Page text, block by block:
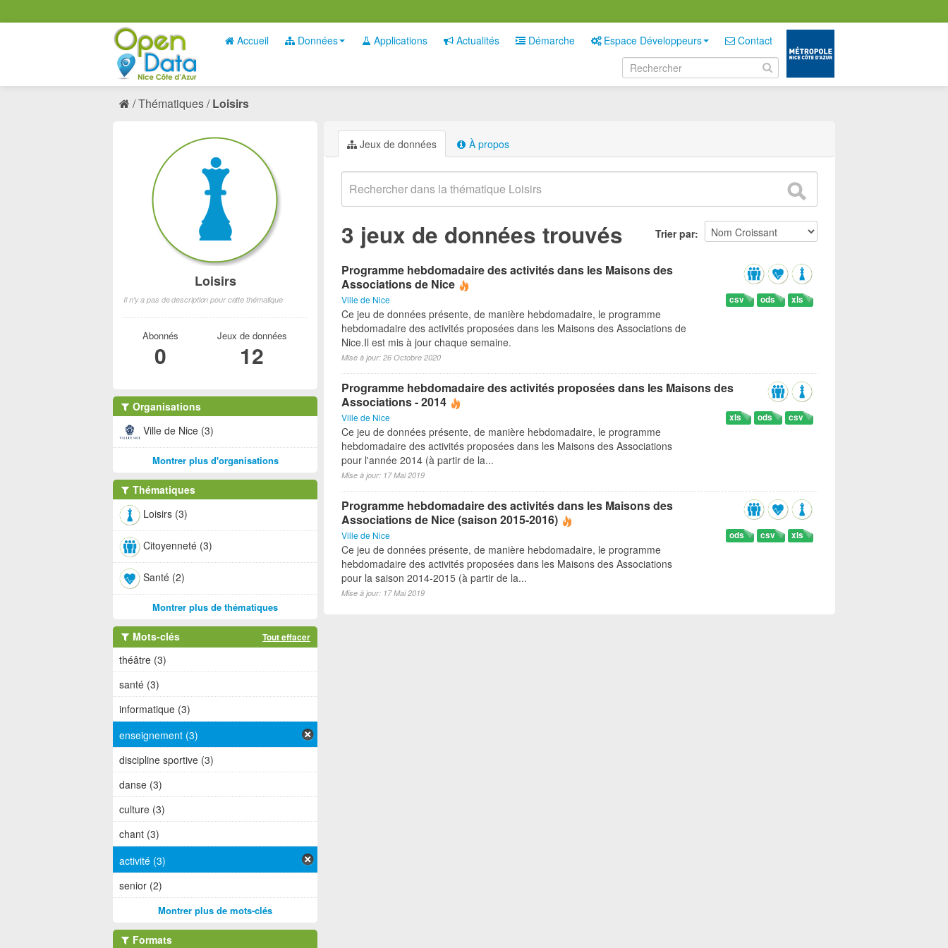
Accueil Données Applications Actualités Démarche Espace Développeurs Contact
Thématiques Loisirs
Jeux de données À propos
Trier par
3 jeux de données trouvés
Programme hebdomadaire des activités dans les Maisons des
Associations de Nice
Ville de Nice xls
ods
csv
Ce jeu de données présente, de manière hebdomadaire, le programme
hebdomadaire des activités proposées dans les Maisons des Associations de
Nice.Il est mis à jour chaque semaine.
Mise à jour: 26 Octobre 2020
Programme hebdomadaire des activités proposées dans les Maisons des
Associations - 2014
Ville de Nice csv
ods
xls
Ce jeu de données présente, de manière hebdomadaire, le programme
hebdomadaire des activités proposées dans les Maisons des Associations
pour l'année 2014 (à partir de la...
Mise à jour: 17 Mai 2019
Programme hebdomadaire des activités dans les Maisons des
Associations de Nice (saison 2015-2016)
Ville de Nice xls
csv
ods
Ce jeu de données présente, de manière hebdomadaire, le programme
hebdomadaire des activités proposées dans les Maisons des Associations
pour la saison 2014-2015 (à partir de la...
Mise à jour: 17 Mai 2019
Loisirs
Il n'y a pas de description pour cette thématique
Abonnés
0
Jeux de données
12
Organisations
Ville de Nice (3)
Montrer plus d'organisations
Thématiques
Loisirs (3)
Citoyenneté (3)
Santé (2)
Montrer plus de thématiques
Mots-clés Tout effacer
théâtre (3)
santé (3)
informatique (3)
enseignement (3)
discipline sportive (3)
danse (3)
culture (3)
chant (3)
activité (3)
senior (2)
Montrer plus de mots-clés
Formats